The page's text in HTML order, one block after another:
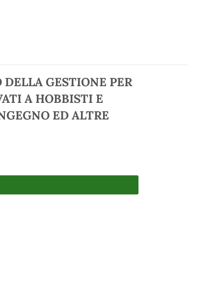
GESTIONE PER
A HOBBISTI E
ED ALTRE